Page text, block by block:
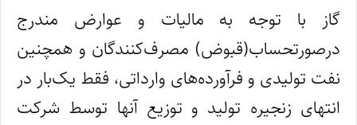
گاز با توجه به مالیات و عوارض مندرج
درصورتحساب(قبوض) مصرف‌کنندگان و همچنین
نفت تولیدی و فرآورده‌های وارداتی، فقط یک‌بار در
انتهای زنجیره تولید و توزیع آنها توسط شرکت